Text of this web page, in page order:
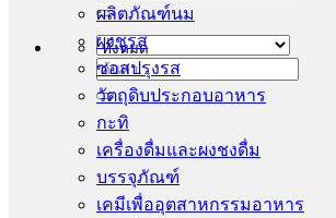
ค้นหา:
ผลิตภัณฑ์นม
ผงชูรส
ซอสปรุงรส
วัตถุดิบประกอบอาหาร
กะทิ
เครื่องดื่มและผงชงดื่ม
บรรจุภัณฑ์
เคมีเพื่ออุตสาหกรรมอาหาร